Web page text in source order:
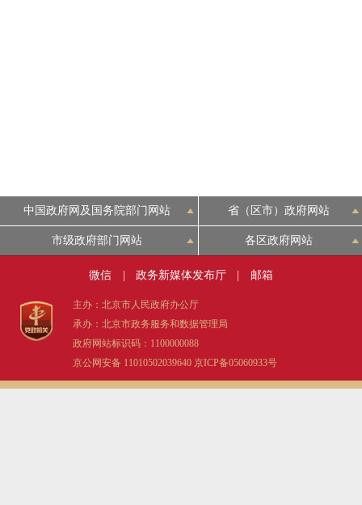
中国政府网及国务院部门网站 省（区市）政府网站
市级政府部门网站 各区政府网站
微信 政务新媒体发布厅 邮箱
主办：北京市人民政府办公厅
承办：北京市政务服务和数据管理局
政府网站标识码：1100000088
京公网安备 11010502039640 京ICP备05060933号